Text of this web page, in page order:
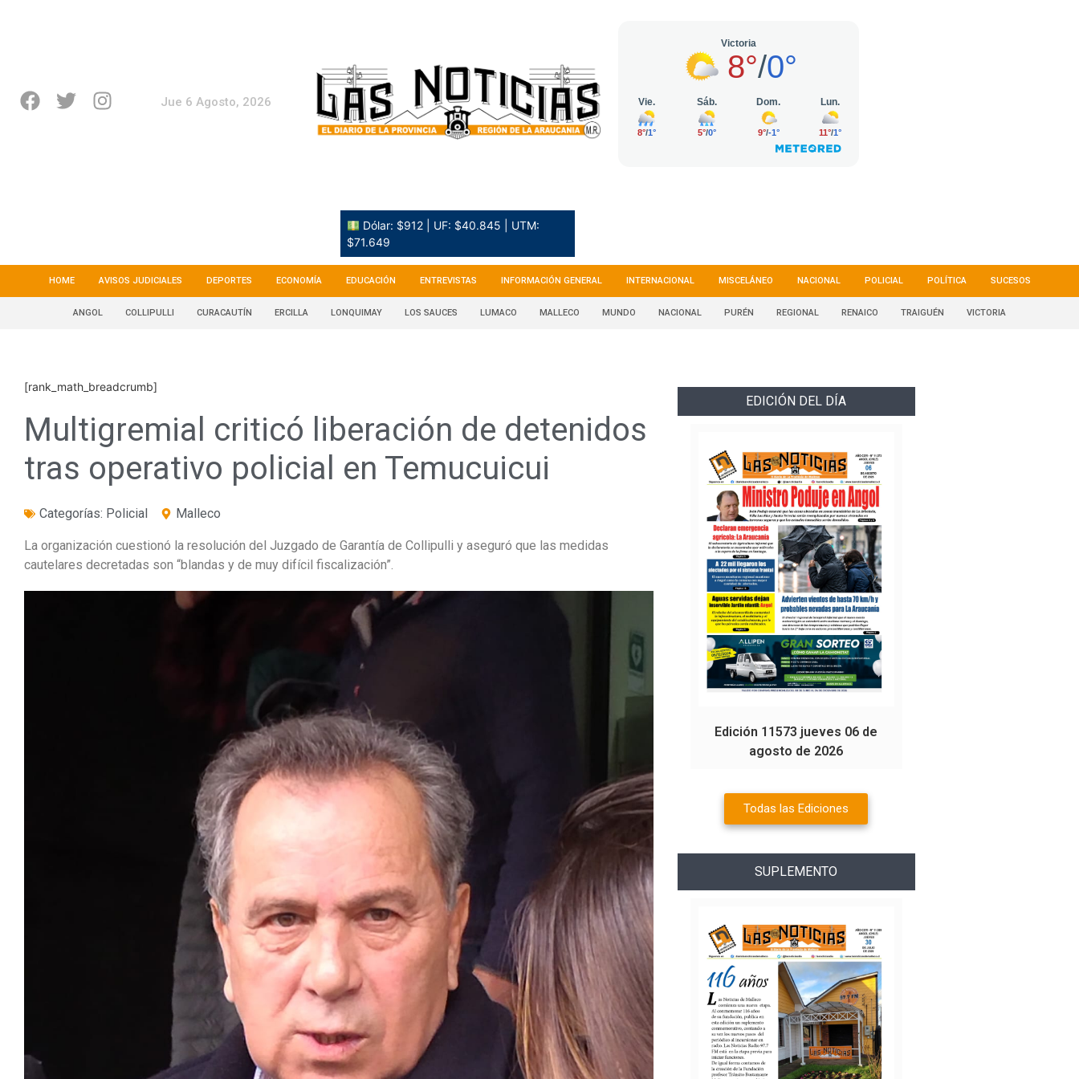
Jue 6 Agosto, 2026
Dólar: $912 | UF: $40.845 | UTM:
$71.649
HOME AVISOS JUDICIALES DEPORTES ECONOMÍA EDUCACIÓN ENTREVISTAS INFORMACIÓN GENERAL INTERNACIONAL MISCELÁNEO NACIONAL POLICIAL POLÍTICA SUCESOS
ANGOL COLLIPULLI CURACAUTÍN ERCILLA LONQUIMAY LOS SAUCES LUMACO MALLECO MUNDO NACIONAL PURÉN REGIONAL RENAICO TRAIGUÉN VICTORIA
[rank_math_breadcrumb]
Multigremial criticó liberación de detenidos
tras operativo policial en Temucuicui
Categorías: Policial Malleco
La organización cuestionó la resolución del Juzgado de Garantía de Collipulli y aseguró que las medidas
cautelares decretadas son “blandas y de muy difícil fiscalización”.
EDICIÓN DEL DÍA
Edición 11573 jueves 06 de
agosto de 2026
Todas las Ediciones
SUPLEMENTO